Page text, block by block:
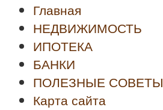
Главная
НЕДВИЖИМОСТЬ
ИПОТЕКА
БАНКИ
ПОЛЕЗНЫЕ СОВЕТЫ
Карта сайта